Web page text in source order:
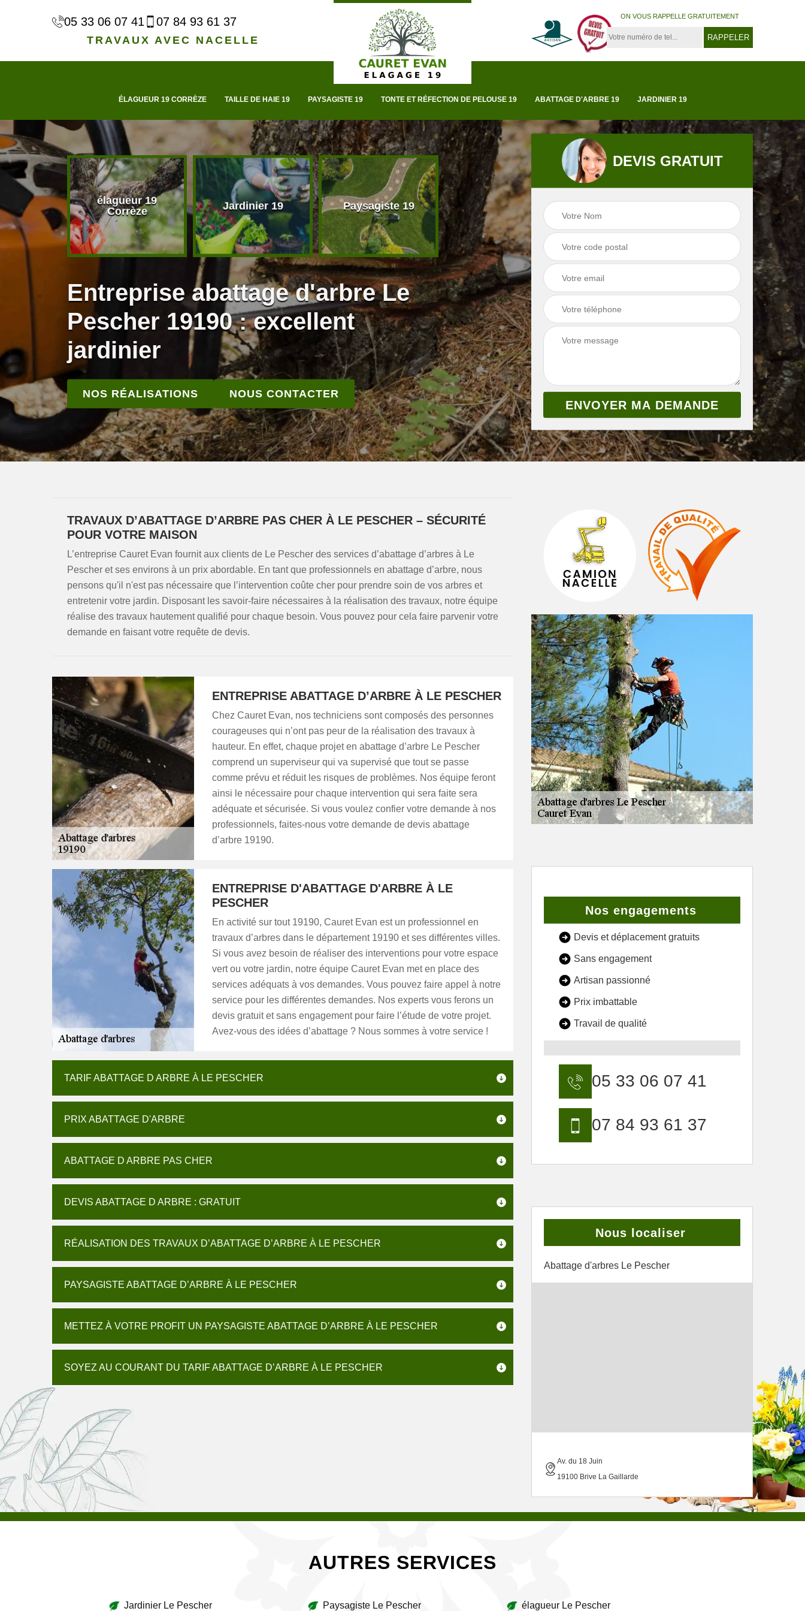
05 33 06 07 41 07 84 93 61 37
TRAVAUX AVEC NACELLE
ON VOUS RAPPELLE GRATUITEMENT
ÉLAGUEUR 19 CORRÈZE TAILLE DE HAIE 19 PAYSAGISTE 19 TONTE ET RÉFECTION DE PELOUSE 19 ABATTAGE D'ARBRE 19 JARDINIER 19
19
élagueur 19
Corrèze
Jardinier 19 Paysagiste 19 Taille de haie 19
Tonte et réfection
Abattage d'arbre
Entreprise abattage d'arbre Le
Pescher 19190 : excellent
jardinier
NOS RÉALISATIONS NOUS CONTACTER
DEVIS GRATUIT
TRAVAUX D’ABATTAGE D’ARBRE PAS CHER À LE PESCHER – SÉCURITÉ
POUR VOTRE MAISON
L’entreprise Cauret Evan fournit aux clients de Le Pescher des services d’abattage d’arbres à Le
Pescher et ses environs à un prix abordable. En tant que professionnels en abattage d’arbre, nous
pensons qu'il n'est pas nécessaire que l’intervention coûte cher pour prendre soin de vos arbres et
entretenir votre jardin. Disposant les savoir-faire nécessaires à la réalisation des travaux, notre équipe
réalise des travaux hautement qualifié pour chaque besoin. Vous pouvez pour cela faire parvenir votre
demande en faisant votre requête de devis.
ENTREPRISE ABATTAGE D’ARBRE À LE PESCHER
Chez Cauret Evan, nos techniciens sont composés des personnes
courageuses qui n’ont pas peur de la réalisation des travaux à
hauteur. En effet, chaque projet en abattage d’arbre Le Pescher
comprend un superviseur qui va supervisé que tout se passe
comme prévu et réduit les risques de problèmes. Nos équipe feront
ainsi le nécessaire pour chaque intervention qui sera faite sera
adéquate et sécurisée. Si vous voulez confier votre demande à nos
professionnels, faites-nous votre demande de devis abattage
d’arbre 19190.
ENTREPRISE D'ABATTAGE D'ARBRE À LE
PESCHER
En activité sur tout 19190, Cauret Evan est un professionnel en
travaux d’arbres dans le département 19190 et ses différentes villes.
Si vous avez besoin de réaliser des interventions pour votre espace
vert ou votre jardin, notre équipe Cauret Evan met en place des
services adéquats à vos demandes. Vous pouvez faire appel à notre
service pour les différentes demandes. Nos experts vous ferons un
devis gratuit et sans engagement pour faire l’étude de votre projet.
Avez-vous des idées d’abattage ? Nous sommes à votre service !
TARIF ABATTAGE D ARBRE À LE PESCHER
PRIX ABATTAGE D'ARBRE
ABATTAGE D ARBRE PAS CHER
DEVIS ABATTAGE D ARBRE : GRATUIT
RÉALISATION DES TRAVAUX D’ABATTAGE D’ARBRE À LE PESCHER
PAYSAGISTE ABATTAGE D’ARBRE À LE PESCHER
METTEZ À VOTRE PROFIT UN PAYSAGISTE ABATTAGE D’ARBRE À LE PESCHER
SOYEZ AU COURANT DU TARIF ABATTAGE D’ARBRE À LE PESCHER
Nos engagements
Devis et déplacement gratuits
Sans engagement
Artisan passionné
Prix imbattable
Travail de qualité
05 33 06 07 41
07 84 93 61 37
Nous localiser
Abattage d'arbres Le Pescher
Av. du 18 Juin
19100 Brive La Gaillarde
AUTRES SERVICES
Jardinier Le Pescher Paysagiste Le Pescher élagueur Le Pescher